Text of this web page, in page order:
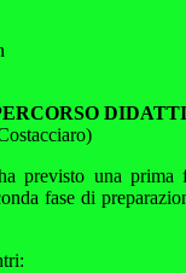
previsto una prima
fase di